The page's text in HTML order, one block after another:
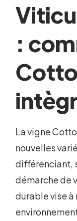
:
La vigne
nouvelles
différenciant,
démarche de
durable vise